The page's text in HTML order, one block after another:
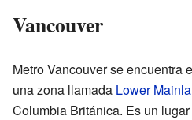
Vancouver
Metro Vancouver se encuentra
una zona llamada Lower
Columbia Británica. Es un